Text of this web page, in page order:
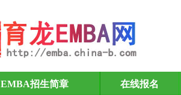
EMBA招生简章 在线报名